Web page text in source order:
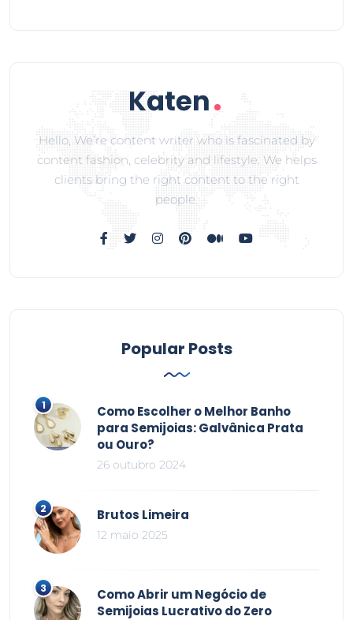
Hello, We’re content writer who is fascinated by
content fashion, celebrity and lifestyle. We helps
clients bring the right content to the right
people.
Popular Posts
Como Escolher o Melhor Banho
para Semijoias: Galvânica Prata
ou Ouro?
26 outubro 2024
Brutos Limeira
12 maio 2025
Como Abrir um Negócio de
Semijoias Lucrativo do Zero